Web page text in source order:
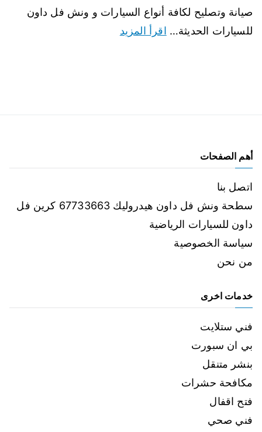
صيانة وتصليح لكافة أنواع السيارات و ونش فل داون
للسيارات الحديثة… اقرأ المزيد
أهم الصفحات
اتصل بنا
سطحة ونش فل داون هيدروليك 67733663 كرين فل
داون للسيارات الرياضية
سياسة الخصوصية
من نحن
خدمات اخرى
فني ستلايت
بي ان سبورت
بنشر متنقل
مكافحة حشرات
فتح اقفال
فني صحي